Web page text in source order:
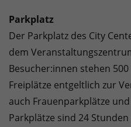
Parkplatz
Der Parkplatz des City
dem
Besucher:innen stehen
Freiplätze entgeltlich zur
auch Frauenparkplätze
Parkplätze sind 24